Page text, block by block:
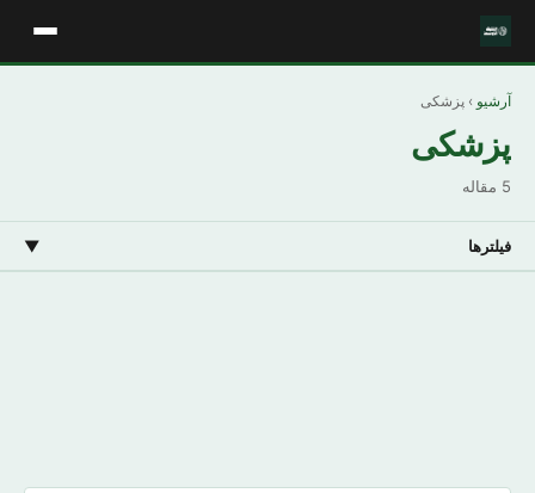
آرشیو › پزشکی
پزشکی
5 مقاله
فیلترها ▼